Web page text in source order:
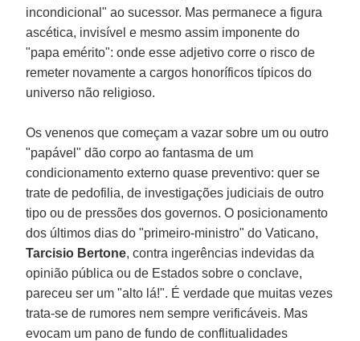
incondicional" ao sucessor. Mas permanece a figura
ascética, invisível e mesmo assim imponente do
"papa emérito": onde esse adjetivo corre o risco de
remeter novamente a cargos honoríficos típicos do
universo não religioso.
Os venenos que começam a vazar sobre um ou outro
"papável" dão corpo ao fantasma de um
condicionamento externo quase preventivo: quer se
trate de pedofilia, de investigações judiciais de outro
tipo ou de pressões dos governos. O posicionamento
dos últimos dias do "primeiro-ministro" do Vaticano,
Tarcisio Bertone, contra ingerências indevidas da
opinião pública ou de Estados sobre o conclave,
pareceu ser um "alto lá!". É verdade que muitas vezes
trata-se de rumores nem sempre verificáveis. Mas
evocam um pano de fundo de conflitualidades